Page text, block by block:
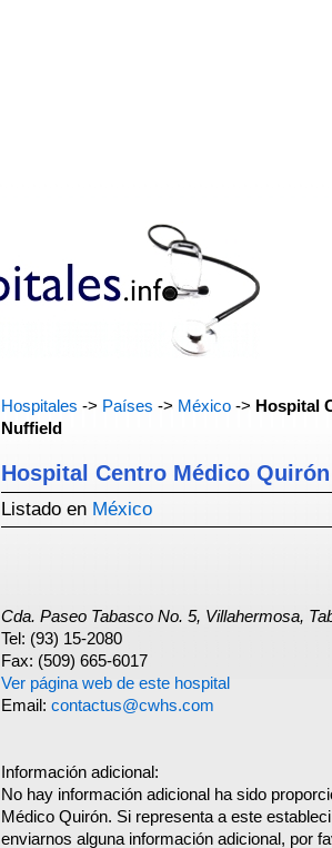
Hospitales -> Países -> México -> Hospital
Nuffield
Hospital Centro Médico
Listado en México
Cda. Paseo Tabasco No. 5, Villahermosa,
Tel: (93) 15-2080
Fax: (509) 665-6017
Ver página web de este hospital
Email: contactus@cwhs.com
Información adicional:
No hay información adicional ha sido
Médico Quirón. Si representa a este
enviarnos alguna información adicional, por